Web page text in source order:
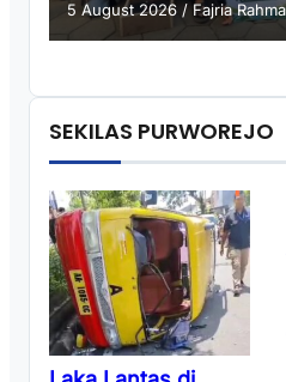
5 August 2026 /Fajria
SEKILAS PURWOREJO